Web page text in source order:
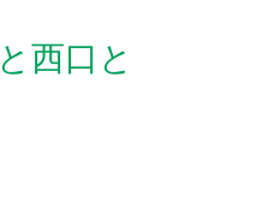
西口と